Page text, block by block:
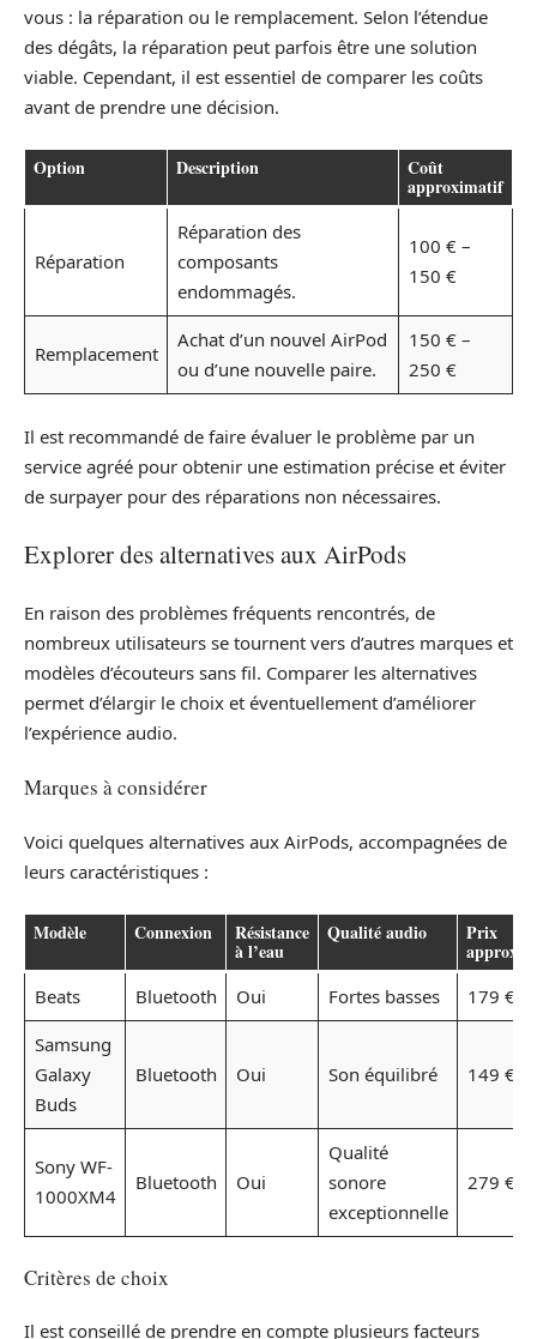
vous : la réparation ou le remplacement. Selon l’étendue
des dégâts, la réparation peut parfois être une solution
viable. Cependant, il est essentiel de comparer les coûts
avant de prendre une décision.
Option Description Coût
approximatif
Réparation
Réparation des
composants
endommagés.
100 € –
150 €
Remplacement
Achat d’un nouvel AirPod
ou d’une nouvelle paire.
150 € –
250 €
Il est recommandé de faire évaluer le problème par un
service agréé pour obtenir une estimation précise et éviter
de surpayer pour des réparations non nécessaires.
Explorer des alternatives aux AirPods
En raison des problèmes fréquents rencontrés, de
nombreux utilisateurs se tournent vers d’autres marques et
modèles d’écouteurs sans fil. Comparer les alternatives
permet d’élargir le choix et éventuellement d’améliorer
l’expérience audio.
Marques à considérer
Voici quelques alternatives aux AirPods, accompagnées de
leurs caractéristiques :
Modèle Connexion Résistance
à l’eau
Qualité audio Prix
Beats Bluetooth Oui Fortes basses
179 €
Samsung
Galaxy
Buds
Bluetooth Oui Son équilibré 149 €
Sony WF-
1000XM4
Bluetooth Oui
Qualité
sonore
exceptionnelle
279 €
Critères de choix
Il est conseillé de prendre en compte plusieurs facteurs